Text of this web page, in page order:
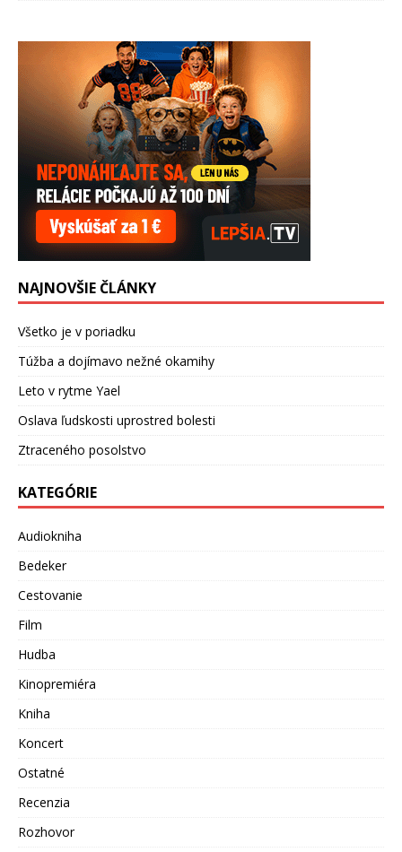
NAJNOVŠIE ČLÁNKY
Všetko je v poriadku
Túžba a dojímavo nežné okamihy
Leto v rytme Yael
Oslava ľudskosti uprostred bolesti
Ztraceného posolstvo
KATEGÓRIE
Audiokniha
Bedeker
Cestovanie
Film
Hudba
Kinopremiéra
Kniha
Koncert
Ostatné
Recenzia
Rozhovor